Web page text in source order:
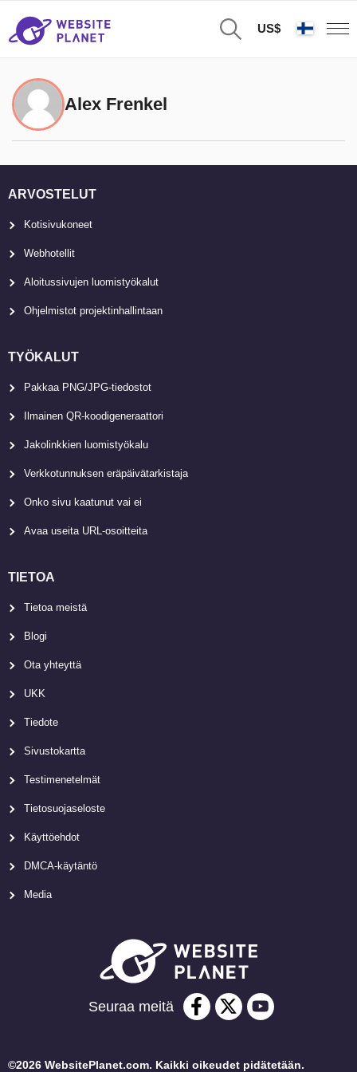
US$
Alex Frenkel
ARVOSTELUT
Kotisivukoneet
Webhotellit
Aloitussivujen luomistyökalut
Ohjelmistot projektinhallintaan
TYÖKALUT
Pakkaa PNG/JPG-tiedostot
Ilmainen QR-koodigeneraattori
Jakolinkkien luomistyökalu
Verkkotunnuksen eräpäivätarkistaja
Onko sivu kaatunut vai ei
Avaa useita URL-osoitteita
TIETOA
Tietoa meistä
Blogi
Ota yhteyttä
UKK
Tiedote
Sivustokartta
Testimenetelmät
Tietosuojaseloste
Käyttöehdot
DMCA-käytäntö
Media
Seuraa meitä
©2026 WebsitePlanet.com. Kaikki oikeudet pidätetään.